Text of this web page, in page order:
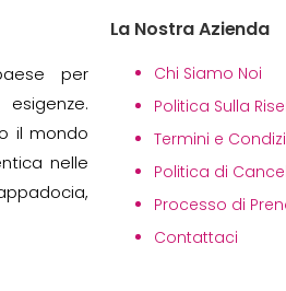
per
il mondo
nelle
La Nostra Azienda
Chi Siamo Noi
Politica Sulla
Termini e
Politica di
Processo di
Contattaci